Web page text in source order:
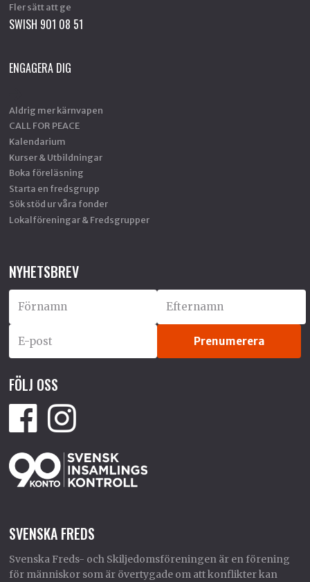
Fler sätt att ge
SWISH 901 08 51
ENGAGERA DIG
Aldrig mer kärnvapen
CALL FOR PEACE
Kalendarium
Kurser & Utbildningar
Boka föreläsning
Starta en fredsgrupp
Sök stöd ur våra fonder
Lokalföreningar & Fredsgrupper
NYHETSBREV
FÖLJ OSS
SVENSKA FREDS
Svenska Freds- och Skiljedomsföreningen är en förening
för människor som är övertygade om att konflikter kan